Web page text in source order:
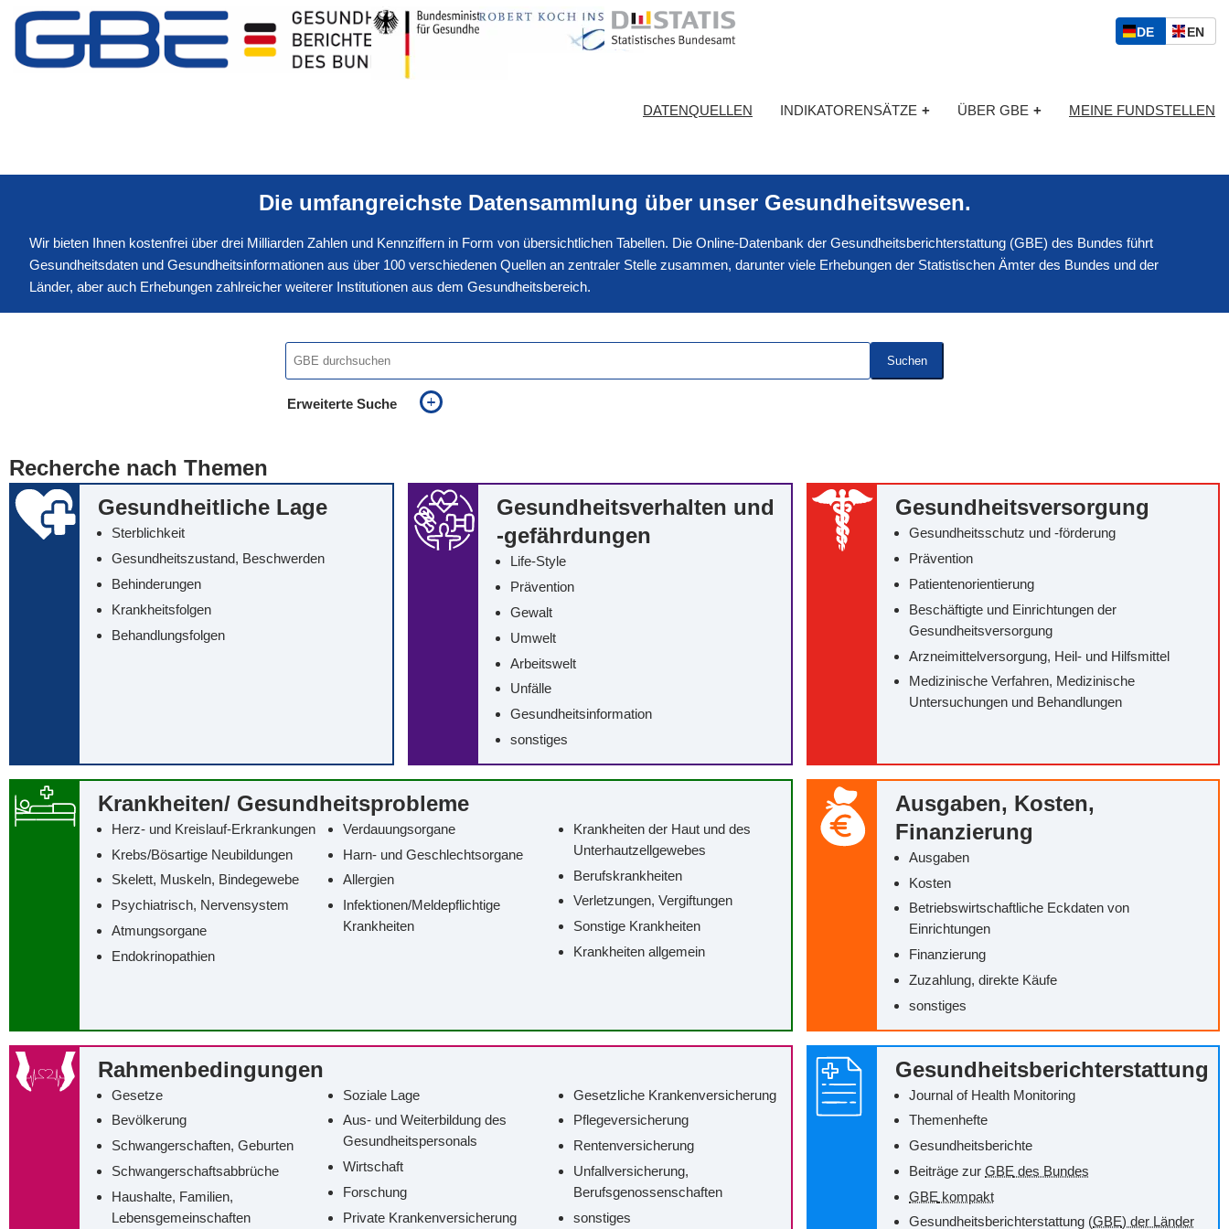
S
p
c
h
l
DED
S
ENE
I
H
DATENQUELLEN INDIKATORENSÄTZE + ÜBER GBE + MEINE FUNDSTELLEN
Die umfangreichste Datensammlung über unser Gesundheitswesen.
Wir bieten Ihnen kostenfrei über drei Milliarden Zahlen und Kennziffern in Form von übersichtlichen Tabellen. Die Online-Datenbank der Gesundheitsberichterstattung (GBE) des Bundes führt
Gesundheitsdaten und Gesundheitsinformationen aus über 100 verschiedenen Quellen an zentraler Stelle zusammen, darunter viele Erhebungen der Statistischen Ämter des Bundes und der
Länder, aber auch Erhebungen zahlreicher weiterer Institutionen aus dem Gesundheitsbereich.
Suchen
Erweiterte Suche
Recherche nach Themen
Gesundheitliche Lage
Sterblichkeit
Gesundheitszustand, Beschwerden
Behinderungen
Krankheitsfolgen
Behandlungsfolgen
Gesundheitsverhalten und
-gefährdungen
Life-Style
Prävention
Gewalt
Umwelt
Arbeitswelt
Unfälle
Gesundheitsinformation
sonstiges
Gesundheitsversorgung
Gesundheitsschutz und -förderung
Prävention
Patientenorientierung
Beschäftigte und Einrichtungen der
Gesundheitsversorgung
Arzneimittelversorgung, Heil- und Hilfsmittel
Medizinische Verfahren, Medizinische
Untersuchungen und Behandlungen
Krankheiten/‌ Gesundheitsprobleme
Herz- und Kreislauf-Erkrankungen
Krebs/‌Bösartige Neubildungen
Skelett, Muskeln, Bindegewebe
Psychiatrisch, Nervensystem
Atmungsorgane
Endokrinopathien
Verdauungsorgane
Harn- und Geschlechtsorgane
Allergien
Infektionen/‌Meldepflichtige
Krankheiten
Krankheiten der Haut und des
Unterhautzellgewebes
Berufskrankheiten
Verletzungen, Vergiftungen
Sonstige Krankheiten
Krankheiten allgemein
Ausgaben, Kosten,
Finanzierung
Ausgaben
Kosten
Betriebswirtschaftliche Eckdaten von
Einrichtungen
Finanzierung
Zuzahlung, direkte Käufe
sonstiges
Rahmenbedingungen
Gesetze
Bevölkerung
Schwangerschaften, Geburten
Schwangerschaftsabbrüche
Haushalte, Familien,
Lebensgemeinschaften
Soziale Lage
Aus- und Weiterbildung des
Gesundheitspersonals
Wirtschaft
Forschung
Private Krankenversicherung
Gesetzliche Krankenversicherung
Pflegeversicherung
Rentenversicherung
Unfallversicherung,
Berufsgenossenschaften
sonstiges
Gesundheitsberichterstattung
Journal of Health Monitoring
Themenhefte
Gesundheitsberichte
Beiträge zur GBE des Bundes
GBE kompakt
Gesundheitsberichterstattung (GBE) der Länder